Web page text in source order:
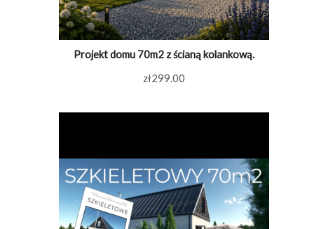
Projekt domu 70m2 z ścianą kolankową.
zł299.00